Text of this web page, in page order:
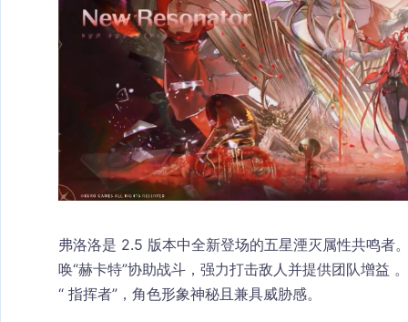
弗洛洛是 2.5 版本中全新登场的五星湮灭属性共鸣者
唤“赫卡特”协助战斗，强力打击敌人并提供团队增益
“ 指挥者”，角色形象神秘且兼具威胁感。